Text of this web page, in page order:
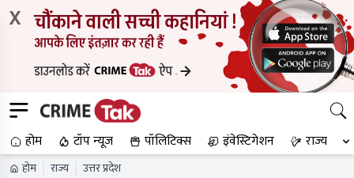
X
होम टॉप न्यूज पॉलिटिक्स इंवेस्टिगेशन राज्य
होम राज्य उत्तर प्रदेश